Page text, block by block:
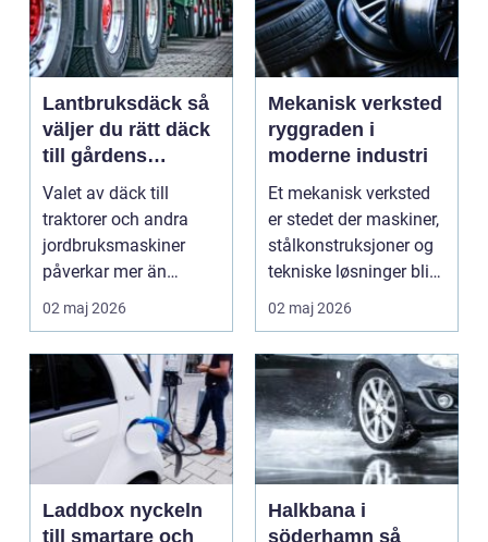
Lantbruksdäck så
väljer du rätt däck
till gårdens
maskiner
Valet av däck till
traktorer och andra
jordbruksmaskiner
påverkar mer än
många tror. Rätt däck
ger b...
02 maj 2026
Mekanisk verksted
ryggraden i
moderne industri
Et mekanisk verksted
er stedet der maskiner,
stålkonstruksjoner og
tekniske løsninger blir
holdt i g...
02 maj 2026
Laddbox nyckeln
till smartare och
Halkbana i
söderhamn så